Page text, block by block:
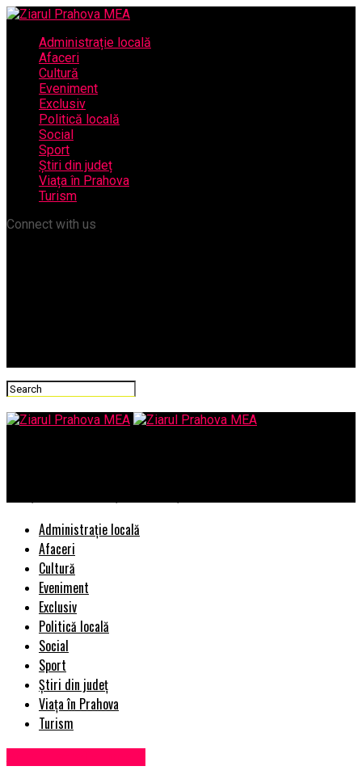
Administrație locală
Afaceri
Cultură
Eveniment
Exclusiv
Politică locală
Social
Sport
Știri din județ
Viața în Prahova
Turism
Connect with us
Administrație locală
Afaceri
Cultură
Eveniment
Exclusiv
Politică locală
Social
Sport
Știri din județ
Viața în Prahova
Turism